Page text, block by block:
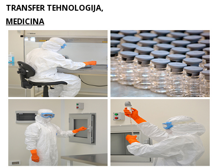
TRANSFER TEHNOLOGIJA,
MEDICINA